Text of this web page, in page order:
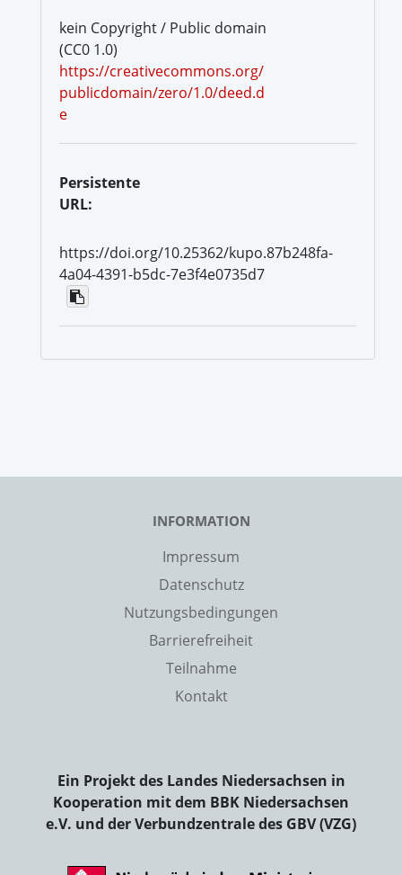
kein Copyright / Public domain
(CC0 1.0)
https://creativecommons.org/
publicdomain/zero/1.0/deed.d
e
Persistente
URL:
https://doi.org/10.25362/kupo.87b248fa-
4a04-4391-b5dc-7e3f4e0735d7
INFORMATION
Impressum
Datenschutz
Nutzungsbedingungen
Barrierefreiheit
Teilnahme
Kontakt
Ein Projekt des Landes Niedersachsen in
Kooperation mit dem BBK Niedersachsen
e.V. und der Verbundzentrale des GBV (VZG)